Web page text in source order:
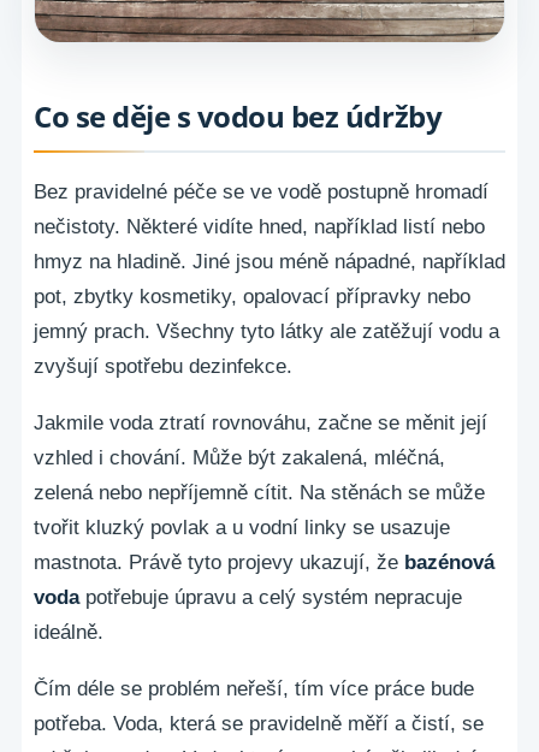
Co se děje s vodou bez údržby
Bez pravidelné péče se ve vodě postupně hromadí
nečistoty. Některé vidíte hned, například listí nebo
hmyz na hladině. Jiné jsou méně nápadné, například
pot, zbytky kosmetiky, opalovací přípravky nebo
jemný prach. Všechny tyto látky ale zatěžují vodu a
zvyšují spotřebu dezinfekce.
Jakmile voda ztratí rovnováhu, začne se měnit její
vzhled i chování. Může být zakalená, mléčná,
zelená nebo nepříjemně cítit. Na stěnách se může
tvořit kluzký povlak a u vodní linky se usazuje
mastnota. Právě tyto projevy ukazují, že bazénová
vodapotřebuje úpravu a celý systém nepracuje
ideálně.
Čím déle se problém neřeší, tím více práce bude
potřeba. Voda, která se pravidelně měří a čistí, se